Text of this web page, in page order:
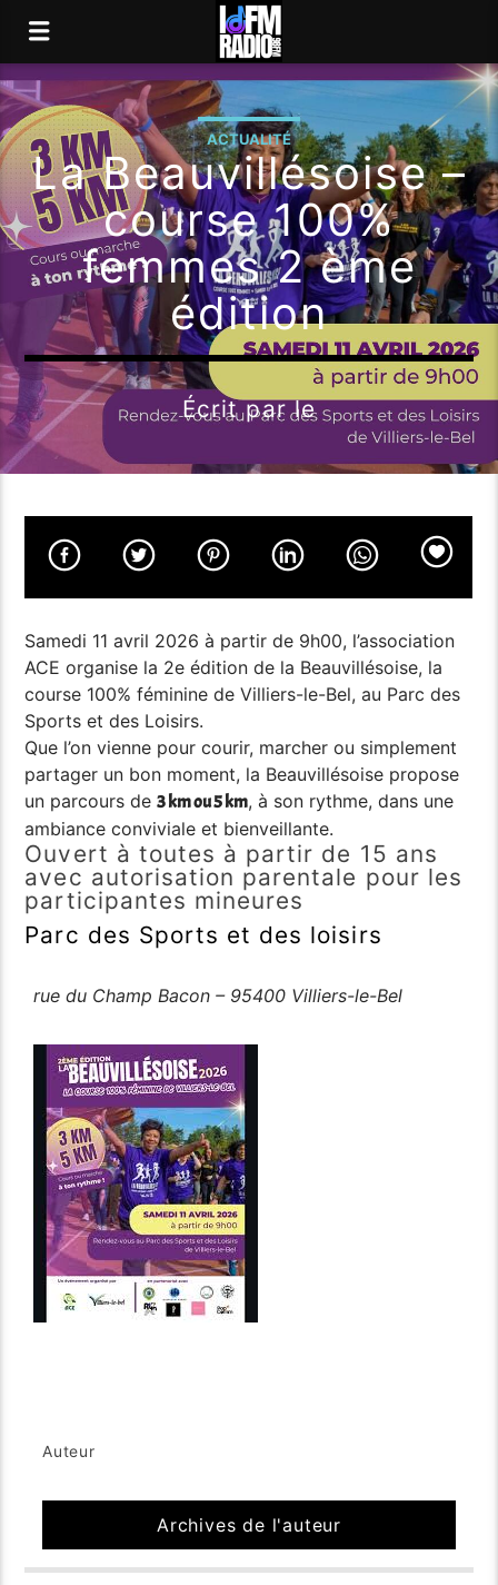
ACTUALITÉ
La Beauvillésoise –
course 100%
femmes 2 ème
édition
Écrit parle
Samedi 11 avril 2026 à partir de 9h00, l’association
ACE organise la 2e édition de la Beauvillésoise, la
course 100% féminine de Villiers-le-Bel, au Parc des
Sports et des Loisirs.
Que l’on vienne pour courir, marcher ou simplement
partager un bon moment, la Beauvillésoise propose
un parcours de3 km ou 5 km, à son rythme, dans une
ambiance conviviale et bienveillante.
Ouvert à toutes à partir de 15 ans
avec autorisation parentale pour les
participantes mineures
Parc des Sports et des loisirs
rue du Champ Bacon – 95400 Villiers-le-Bel
Auteur
Archives de l'auteur